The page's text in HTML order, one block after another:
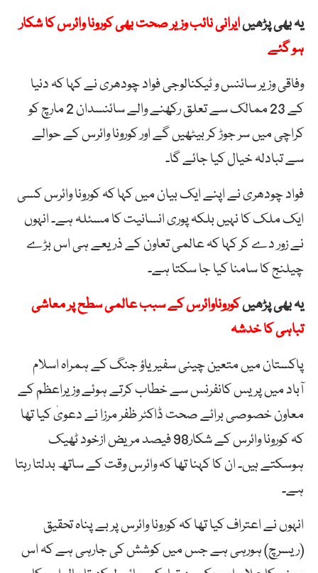
یہ بھی پڑھیںایرانی نائب وزیر صحت بھی کورونا وائرس کا شکار
ہو گئے
وفاقی وزیر سائنس و ٹیکنالوجی فواد چودھری نے کہا کہ دنیا
کے 23 ممالک سے تعلق رکھنے والے سائنسدان 2 مارچ کو
کراچی میں سر جوڑ کر بیٹھیں گے اور کورونا وائرس کے حوالے
سے تبادلہ خیال کیا جائے گا۔
فواد چودھری نے اپنے ایک بیان میں کہا کہ کورونا وائرس کسی
ایک ملک کا نہیں بلکہ پوری انسانیت کا مسئلہ ہے۔ انہوں
نے زور دے کر کہا کہ عالمی تعاون کے ذریعے ہی اس بڑے
چیلنج کا سامنا کیا جا سکتا ہے۔
یہ بھی پڑھیںکوروناوائرس کے سبب عالمی سطح پر معاشی
تباہی کا خدشہ
پاکستان میں متعین چینی سفیر یاؤ جنگ کے ہمراہ اسلام
آباد میں پریس کانفرنس سے خطاب کرتے ہوئے وزیراعظم کے
معاون خصوصی برائے صحت ڈاکٹر ظفر مرزا نے دعویٰ کیا تھا
کہ کورونا وائرس کے شکار98 فیصد مریض ازخود ٹھیک
ہوسکتے ہیں۔ ان کا کہنا تھا کہ وائرس وقت کے ساتھ بدلتا رہتا
ہے۔
انہوں نے اعتراف کیا تھا کہ کورونا وائرس پر بے پناہ تحقیق
(ریسرچ) ہورہی ہے جس میں کوشش کی جارہی ہے کہ اس